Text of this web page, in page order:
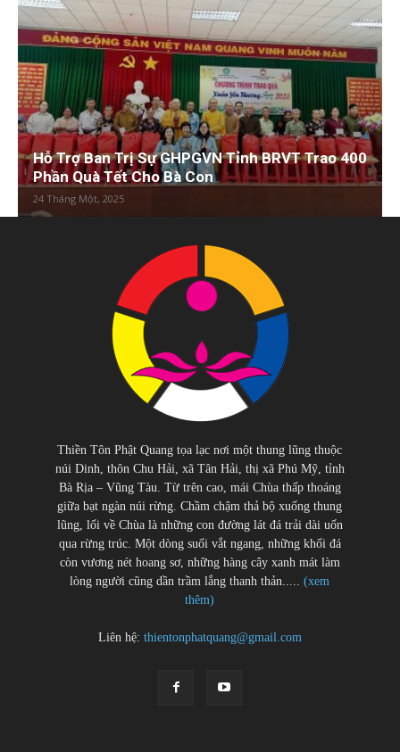
Hỗ Trợ Ban Trị Sự GHPGVN Tỉnh BRVT Trao 400
Phần Quà Tết Cho Bà Con
24 Tháng Một, 2025
Thiền Tôn Phật Quang tọa lạc nơi một thung lũng thuộc
núi Dinh, thôn Chu Hải, xã Tân Hải, thị xã Phú Mỹ, tỉnh
Bà Rịa – Vũng Tàu. Từ trên cao, mái Chùa thấp thoáng
giữa bạt ngàn núi rừng. Chầm chậm thả bộ xuống thung
lũng, lối về Chùa là những con đường lát đá trải dài uốn
qua rừng trúc. Một dòng suối vắt ngang, những khối đá
còn vương nét hoang sơ, những hàng cây xanh mát làm
lòng người cũng dần trầm lắng thanh thản.....(xem
thêm)
Liên hệ: thientonphatquang@gmail.com